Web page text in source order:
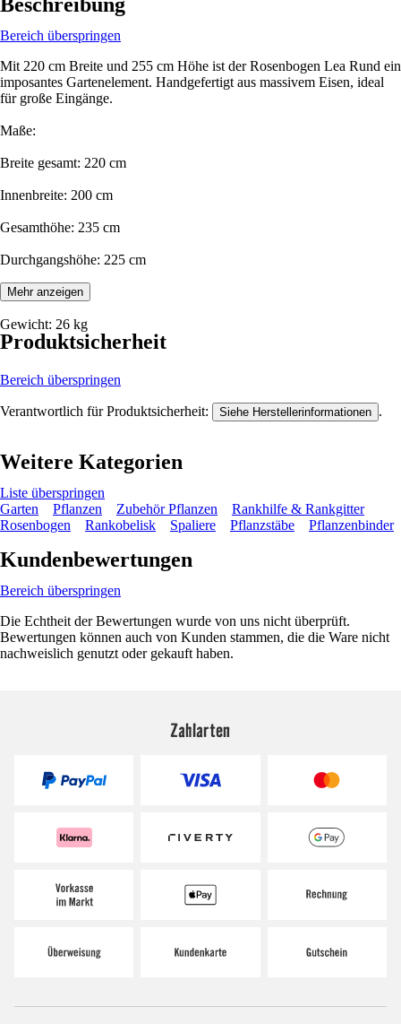
Bereich überspringen
Mit 220 cm Breite und 255 cm Höhe ist der Rosenbogen Lea Rund ein
imposantes Gartenelement. Handgefertigt aus massivem Eisen, ideal
für große Eingänge.
Maße:
Breite gesamt: 220 cm
Innenbreite: 200 cm
Gesamthöhe: 235 cm
Durchgangshöhe: 225 cm
Tiefe: 33 cm
Gewicht: 26 kg
Mehr anzeigen
Produktsicherheit
Bereich überspringen
Verantwortlich für Produktsicherheit: Siehe Herstellerinformationen .
Weitere Kategorien
Liste überspringen
Garten
Pflanzen Zubehör Pflanzen
Rankhilfe & Rankgitter
Rosenbogen
Rankobelisk Spaliere Pflanzstäbe Pflanzenbinder
Kundenbewertungen
Bereich überspringen
Die Echtheit der Bewertungen wurde von uns nicht überprüft.
Bewertungen können auch von Kunden stammen, die die Ware nicht
nachweislich genutzt oder gekauft haben.
Zahlarten